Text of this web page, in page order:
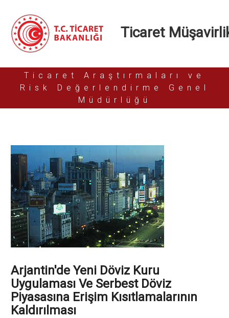
Ticaret
Ticaret Araştırmaları ve
Risk Değerlendirme Genel
Müdürlüğü
Arjantin'de Yeni Döviz Kuru
Uygulaması Ve Serbest Döviz
Piyasasına Erişim Kısıtlamalarının
Kaldırılması